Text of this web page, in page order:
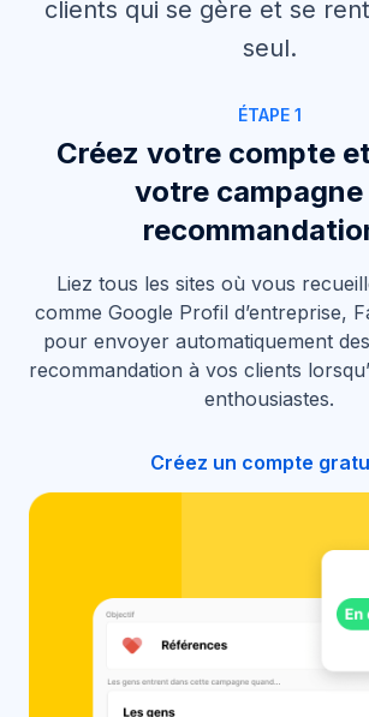
clients qui se gère et se
seul.
ÉTAPE 1
Créez votre compte
votre campagne
Liez tous les sites où vous
comme Google Profil d’entreprise,
pour envoyer automatiquement
recommandation à vos clients
enthousiastes.
Créez un compte